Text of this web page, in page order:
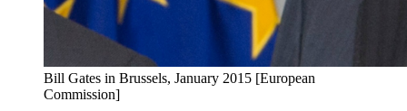
Bill Gates in Brussels, January 2015 [European
Commission]